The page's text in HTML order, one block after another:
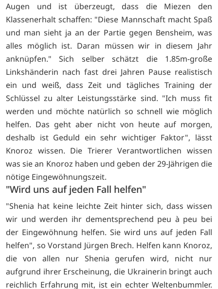
Augen und ist überzeugt, dass die Miezen den
Klassenerhalt schaffen: "Diese Mannschaft macht Spaß
und man sieht ja an der Partie gegen Bensheim, was
alles möglich ist. Daran müssen wir in diesem Jahr
anknüpfen." Sich selber schätzt die 1.85m-große
Linkshänderin nach fast drei Jahren Pause realistisch
ein und weiß, dass Zeit und tägliches Training der
Schlüssel zu alter Leistungsstärke sind. "Ich muss fit
werden und möchte natürlich so schnell wie möglich
helfen. Das geht aber nicht von heute auf morgen,
deshalb ist Geduld ein sehr wichtiger Faktor", lässt
Knoroz wissen. Die Trierer Verantwortlichen wissen
was sie an Knoroz haben und geben der 29-Jährigen die
nötige Eingewöhnungszeit.
"Wird uns auf jeden Fall helfen"
"Shenia hat keine leichte Zeit hinter sich, dass wissen
wir und werden ihr dementsprechend peu à peu bei
der Eingewöhnung helfen. Sie wird uns auf jeden Fall
helfen", so Vorstand Jürgen Brech. Helfen kann Knoroz,
die von allen nur Shenia gerufen wird, nicht nur
aufgrund ihrer Erscheinung, die Ukrainerin bringt auch
reichlich Erfahrung mit, ist ein echter Weltenbummler.